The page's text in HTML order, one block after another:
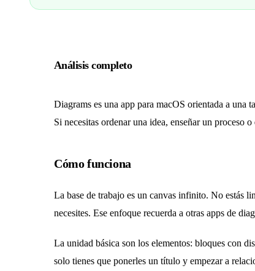
Análisis completo
Diagrams es una app para macOS orientada a una
Si necesitas ordenar una idea, enseñar un proceso
Cómo funciona
La base de trabajo es un canvas infinito. No estás
necesites. Ese enfoque recuerda a otras apps de
La unidad básica son los elementos: bloques con
solo tienes que ponerles un título y empezar a